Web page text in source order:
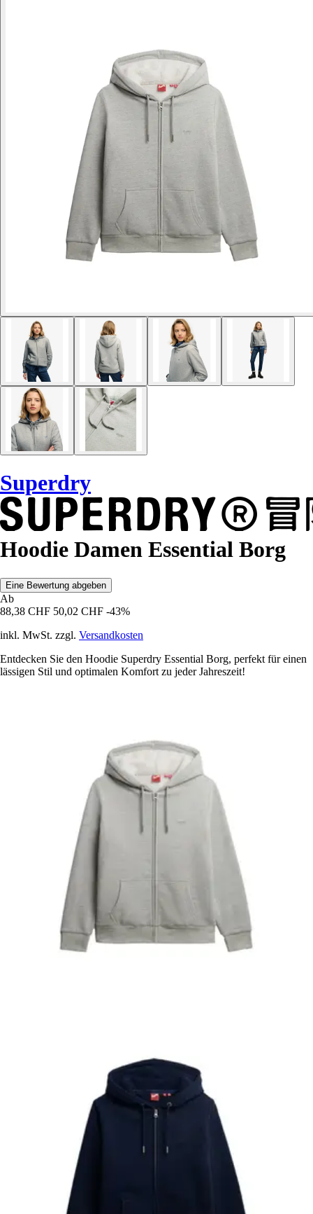
Superdry
Hoodie Damen Essential Borg
Eine Bewertung abgeben
Ab
88,38 CHF 50,02 CHF -43%
inkl. MwSt. zzgl. Versandkosten
Entdecken Sie den Hoodie Superdry Essential Borg, perfekt für einen
lässigen Stil und optimalen Komfort zu jeder Jahreszeit!